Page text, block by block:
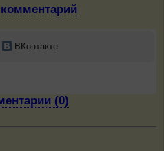
ВКонтакте
(0)